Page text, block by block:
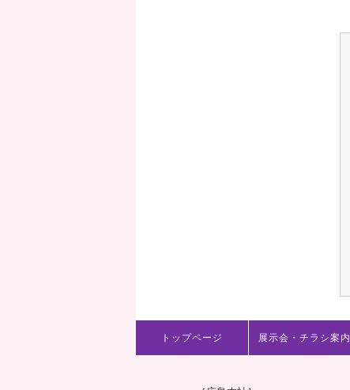
トップページ 展示会・チラシ案内